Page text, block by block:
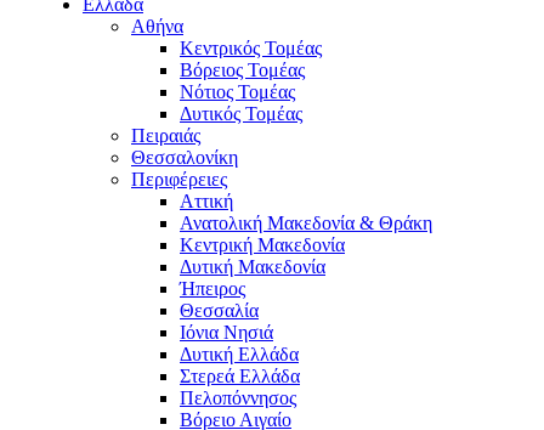
Ελλάδα
Αθήνα
Κεντρικός Τομέας
Βόρειος Τομέας
Νότιος Τομέας
Δυτικός Τομέας
Πειραιάς
Θεσσαλονίκη
Περιφέρειες
Αττική
Ανατολική Μακεδονία & Θράκη
Κεντρική Μακεδονία
Δυτική Μακεδονία
Ήπειρος
Θεσσαλία
Ιόνια Νησιά
Δυτική Ελλάδα
Στερεά Ελλάδα
Πελοπόννησος
Βόρειο Αιγαίο